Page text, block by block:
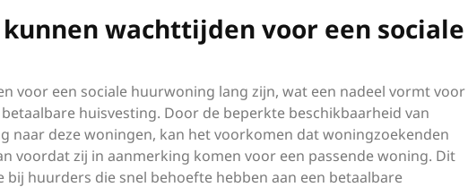
wachttijden voor een sociale
voor een sociale huurwoning lang zijn, wat een nadeel vormt voor
huisvesting. Door de beperkte beschikbaarheid van
naar deze woningen, kan het voorkomen dat woningzoekenden
voordat zij in aanmerking komen voor een passende woning. Dit
huurders die snel behoefte hebben aan een betaalbare